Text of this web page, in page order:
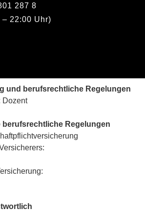
287 8
– 22:00 Uhr)
und berufsrechtliche Regelungen
Dozent
berufsrechtliche Regelungen